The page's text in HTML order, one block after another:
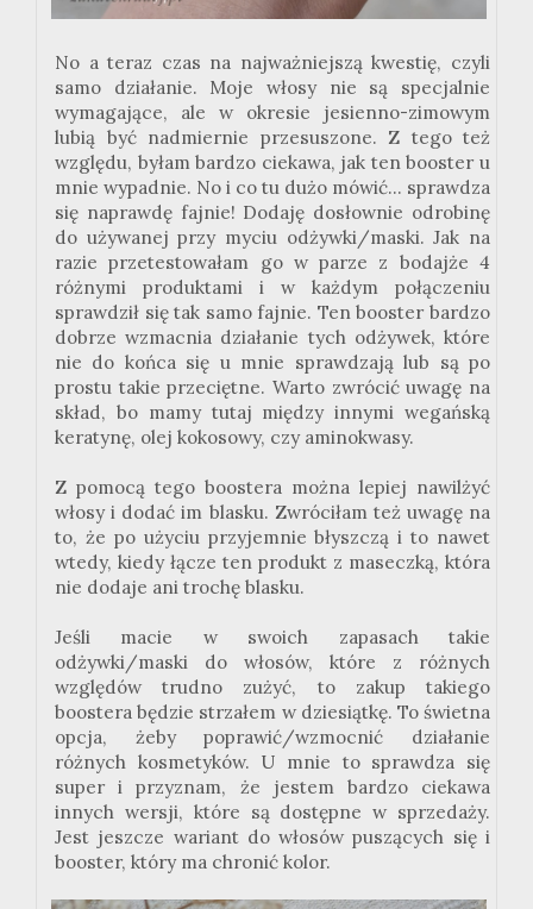
No a teraz czas na najważniejszą kwestię, czyli
samo działanie. Moje włosy nie są specjalnie
wymagające, ale w okresie jesienno-zimowym
lubią być nadmiernie przesuszone. Z tego też
względu, byłam bardzo ciekawa, jak ten booster u
mnie wypadnie. No i co tu dużo mówić... sprawdza
się naprawdę fajnie! Dodaję dosłownie odrobinę
do używanej przy myciu odżywki/maski. Jak na
razie przetestowałam go w parze z bodajże 4
różnymi produktami i w każdym połączeniu
sprawdził się tak samo fajnie. Ten booster bardzo
dobrze wzmacnia działanie tych odżywek, które
nie do końca się u mnie sprawdzają lub są po
prostu takie przeciętne. Warto zwrócić uwagę na
skład, bo mamy tutaj między innymi wegańską
keratynę, olej kokosowy, czy aminokwasy.
Z pomocą tego boostera można lepiej nawilżyć
włosy i dodać im blasku. Zwróciłam też uwagę na
to, że po użyciu przyjemnie błyszczą i to nawet
wtedy, kiedy łącze ten produkt z maseczką, która
nie dodaje ani trochę blasku.
Jeśli macie w swoich zapasach takie
odżywki/maski do włosów, które z różnych
względów trudno zużyć, to zakup takiego
boostera będzie strzałem w dziesiątkę. To świetna
opcja, żeby poprawić/wzmocnić działanie
różnych kosmetyków. U mnie to sprawdza się
super i przyznam, że jestem bardzo ciekawa
innych wersji, które są dostępne w sprzedaży.
Jest jeszcze wariant do włosów puszących się i
booster, który ma chronić kolor.